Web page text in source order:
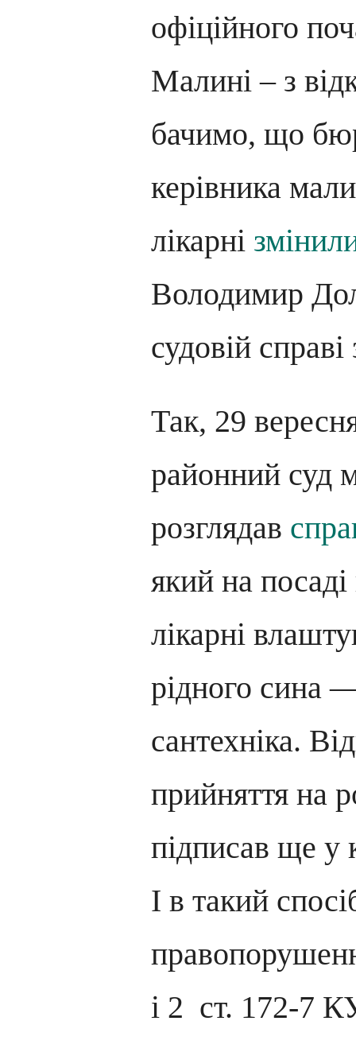
офіційного
Малині – з
бачимо, що
керівника
лікарні
Володимир
судовій
Так, 29
районний суд
розглядав
який на посаді
лікарні
рідного сина
сантехніка.
прийняття на
підписав ще у
І в такий
і 2 ст. 172-7